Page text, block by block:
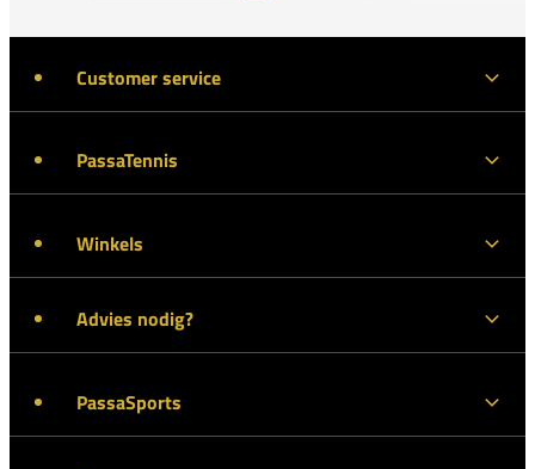
Customer service
PassaTennis
Winkels
Advies nodig?
PassaSports